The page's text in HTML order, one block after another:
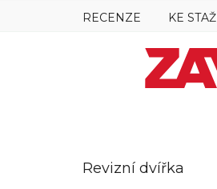
RECENZE KE
Revizní dvířka